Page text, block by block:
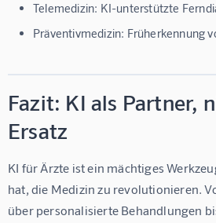
Telemedizin: KI-unterstützte
Präventivmedizin: Früherkennung
Fazit: KI als Partner,
Ersatz
KI für Ärzte ist ein mächtiges
hat, die Medizin zu revolutionieren.
über personalisierte Behandlungen